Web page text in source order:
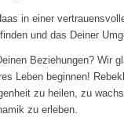
in einer
und das Deiner
Beziehungen?
Leben beginnen!
zu heilen, zu
zu erleben.